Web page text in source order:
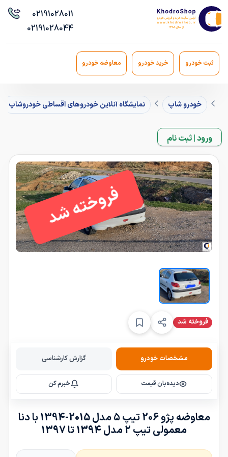
02191028011
02191028044
ثبت خودرو خرید خودرو معاوضه خودرو
خودرو شاپ نمایشگاه آنلاین خودروهای اقساطی خودروشاپ
ورود | ثبت نام
فروخته شد
فروخته شد
مشخصات خودرو گزارش کارشناسی
دیده‌بان قیمت خبرم کن
معاوضه پژو 206 تیپ ۵ مدل 2015-1394 با دنا
معمولی تیپ ۲ مدل 1394 تا 1397